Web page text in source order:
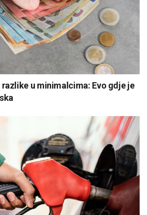
u minimalcima: Evo gdje je